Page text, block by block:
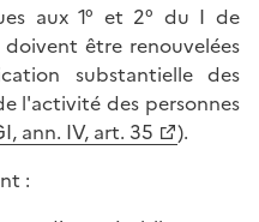
aux 1° et 2° du I de
doivent être renouvelées
substantielle des
l'activité des personnes
ann. IV, art. 35
).
: